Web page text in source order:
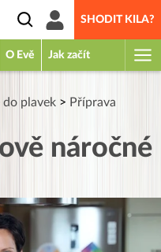
SHODIT KILA?
O Evě Jak začít
do plavek > Příprava
náročné